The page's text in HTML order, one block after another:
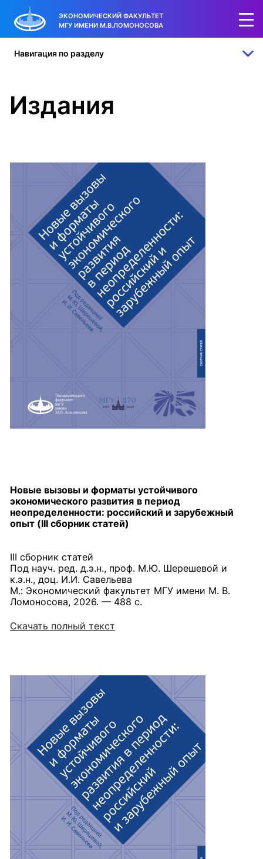
ЭКОНОМИЧЕСКИЙ ФАКУЛЬТЕТ
МГУ ИМЕНИ М.В.ЛОМОНОСОВА
Навигация по разделу
Издания
Новые вызовы и форматы устойчивого
экономического развития в период
неопределенности: российский и зарубежный
опыт (III сборник статей)
III сборник статей
Под науч. ред. д.э.н., проф. М.Ю. Шерешевой и
к.э.н., доц. И.И. Савельева
М.: Экономический факультет МГУ имени М. В.
Ломоносова, 2026. — 488 с.
Скачать полный текст